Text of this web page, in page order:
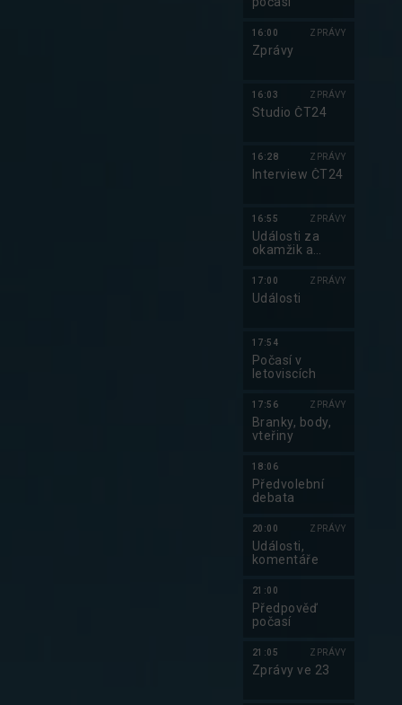
16:00 ZPRÁVY
Zprávy
16:03 ZPRÁVY
Studio ČT24
16:28 ZPRÁVY
Interview ČT24
16:55 ZPRÁVY
Události za
okamžik a
17:00 ZPRÁVY
Události
17:54
Počasí v
letoviscích
17:56 ZPRÁVY
Branky, body,
vteřiny
18:06
Předvolební
debata
20:00 ZPRÁVY
Události,
komentáře
21:00
Předpověď
počasí
21:05 ZPRÁVY
Zprávy ve 23